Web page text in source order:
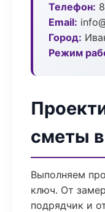
Телефон:
Email:
Город:
Режим
сметы
Выполняем
ключ. От
подрядчик и